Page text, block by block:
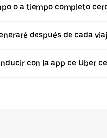
o a tiempo completo
después de cada
con la app de Uber